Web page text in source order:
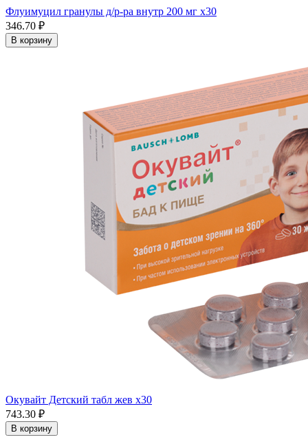
Флуимуцил гранулы д/р-ра внутр 200 мг x30
346.70 ₽
В корзину
Окувайт Детский табл жев x30
743.30 ₽
В корзину